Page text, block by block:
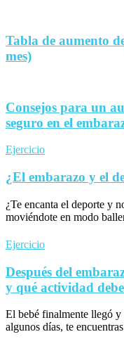
Tabla de aumento
mes)
Consejos para un
seguro en el
Ejercicio
¿El embarazo y el
¿Te encanta el deporte y
moviéndote en modo
Ejercicio
Después del
y qué actividad
El bebé finalmente llegó
algunos días, te